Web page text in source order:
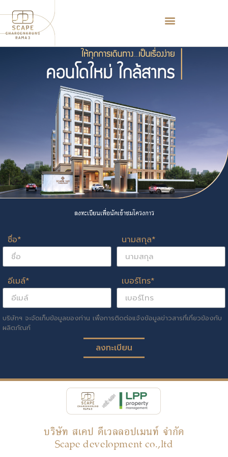
ลงทะเบียนเพื่อนัดเข้าชมโครงการ
ชื่อ* นามสกุล*
อีเมล์* เบอร์โทร*
บริษัทฯ จะจัดเก็บข้อมูลของท่าน เพื่อการติดต่อแจ้งข้อมูลข่าวสารที่เกี่ยวข้องกับ
ผลิตภัณฑ์
ลงทะเบียน
บริษัท สเคป ดีเวลลอปเมนท์ จำกัด
Scape development co.,ltd